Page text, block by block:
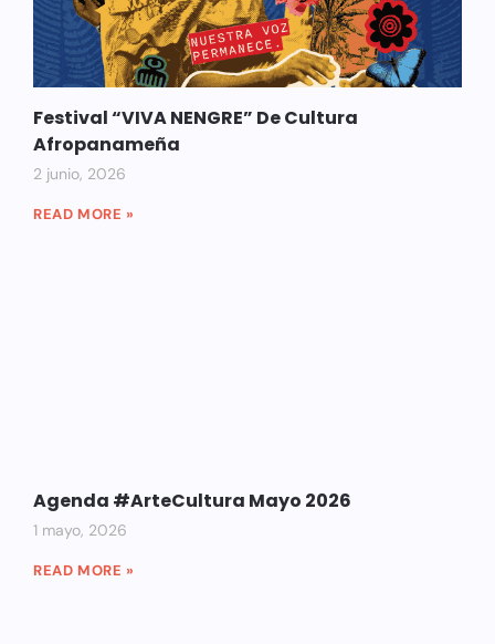
Festival “VIVA NENGRE” De Cultura
Afropanameña
2 junio, 2026
READ MORE »
Agenda #ArteCultura Mayo 2026
1 mayo, 2026
READ MORE »